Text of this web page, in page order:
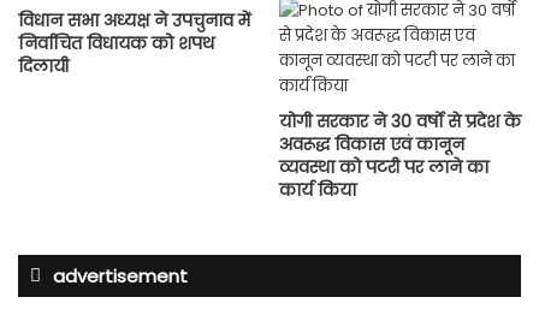
विधान सभा अध्यक्ष ने उपचुनाव में
निर्वाचित विधायक को शपथ
दिलायी
योगी सरकार ने 30 वर्षो से प्रदेश के
अवरूद्ध विकास एवं कानून
व्यवस्था को पटरी पर लाने का
कार्य किया
advertisement